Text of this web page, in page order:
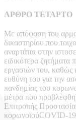
ΑΡΘΡΟ ΤΕΤΑΡΤΟ
Με απόφαση του
δικαστηρίου που
αναρτάται στην
ειδικότερα
εργασιών του, καθώς
ευθύνη του για την
πανδημίας του
μέτρα που
Επιτροπής
κορωνοϊούCOVID-